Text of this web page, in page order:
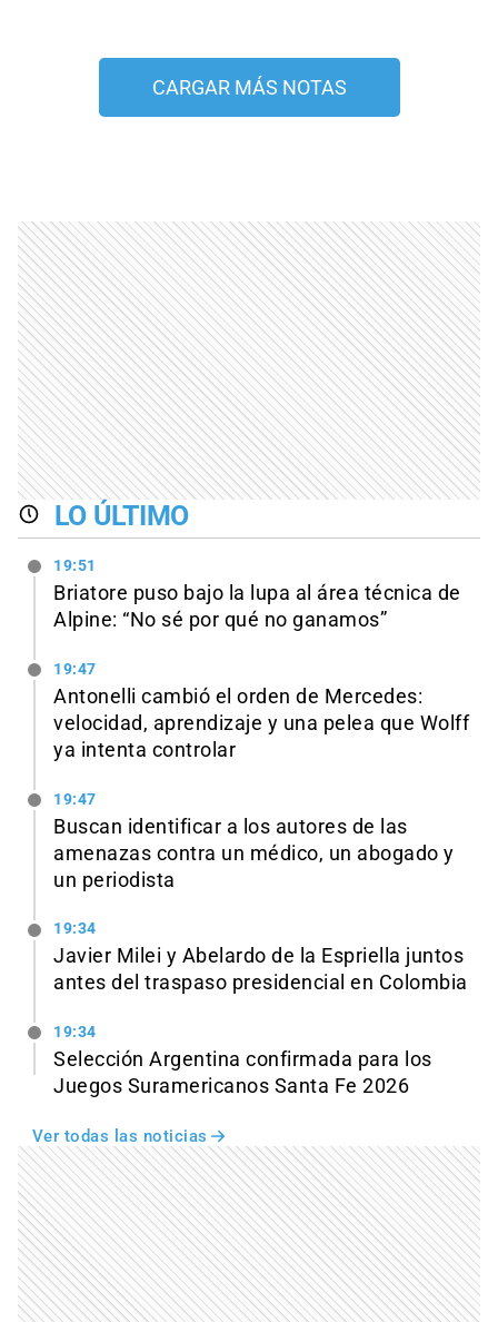
CARGAR MÁS NOTAS
LO ÚLTIMO
19:51
Briatore puso bajo la lupa al área técnica de
Alpine: “No sé por qué no ganamos”
19:47
Antonelli cambió el orden de Mercedes:
velocidad, aprendizaje y una pelea que Wolff
ya intenta controlar
19:47
Buscan identificar a los autores de las
amenazas contra un médico, un abogado y
un periodista
19:34
Javier Milei y Abelardo de la Espriella juntos
antes del traspaso presidencial en Colombia
19:34
Selección Argentina confirmada para los
Juegos Suramericanos Santa Fe 2026
Ver todas las noticias